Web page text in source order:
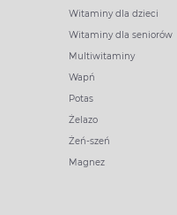
Witaminy dla dzieci
Witaminy dla seniorów
Multiwitaminy
Wapń
Potas
Żelazo
Żeń-szeń
Magnez